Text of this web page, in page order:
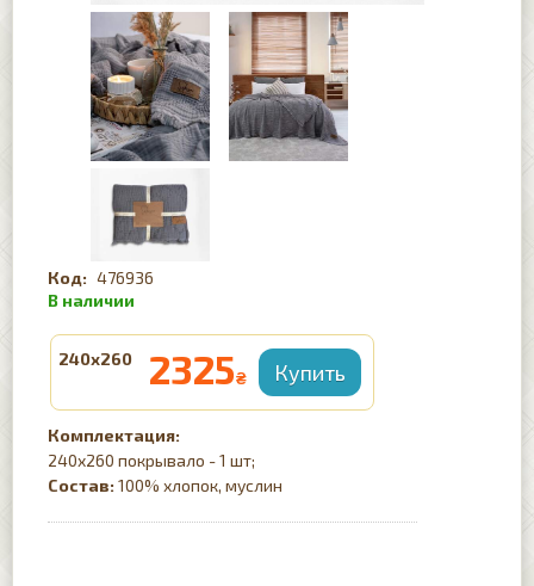
476936
240x260 2325₴
Комплектация:
240x260 покрывало - 1 шт;
Состав: 100% хлопок, муслин